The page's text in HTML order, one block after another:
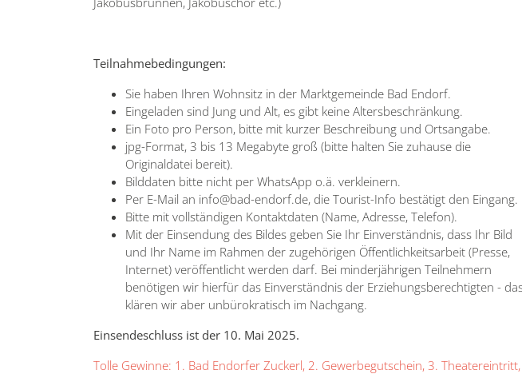
Teilnahmebedingungen:
Sie haben Ihren Wohnsitz in der Marktgemeinde Bad Endorf.
Eingeladen sind Jung und Alt, es gibt keine Altersbeschränkung.
Ein Foto pro Person, bitte mit kurzer Beschreibung und Ortsangabe.
jpg-Format, 3 bis 13 Megabyte groß (bitte halten Sie zuhause die
Originaldatei bereit).
Bilddaten bitte nicht per WhatsApp o.ä. verkleinern.
Per E-Mail an info@bad-endorf.de, die Tourist-Info bestätigt den Eingang.
Bitte mit vollständigen Kontaktdaten (Name, Adresse, Telefon).
Mit der Einsendung des Bildes geben Sie Ihr Einverständnis, dass Ihr Bild
und Ihr Name im Rahmen der zugehörigen Öffentlichkeitsarbeit (Presse,
Internet) veröffentlicht werden darf. Bei minderjährigen Teilnehmern
benötigen wir hierfür das Einverständnis der Erziehungsberechtigten -
klären wir aber unbürokratisch im Nachgang.
Einsendeschluss ist der 10. Mai 2025.
Tolle Gewinne: 1. Bad Endorfer Zuckerl, 2. Gewerbegutschein, 3. Theatereintritt,